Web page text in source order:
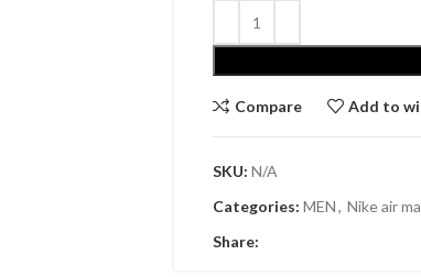
Compare Add to
SKU: N/A
Categories: MEN, Nike air
Share: